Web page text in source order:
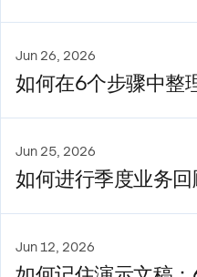
Jun 26, 2026
如何在6个步骤中整
Jun 25, 2026
如何进行季度业务
Jun 12, 2026